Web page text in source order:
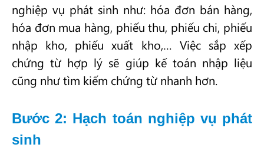
nghiệp vụ phát sinh như: hóa đơn bán hàng,
hóa đơn mua hàng, phiếu thu, phiếu chi, phiếu
nhập kho, phiếu xuất kho,… Việc sắp xếp
chứng từ hợp lý sẽ giúp kế toán nhập liệu
cũng như tìm kiếm chứng từ nhanh hơn.
Bước 2: Hạch toán nghiệp vụ phát
sinh